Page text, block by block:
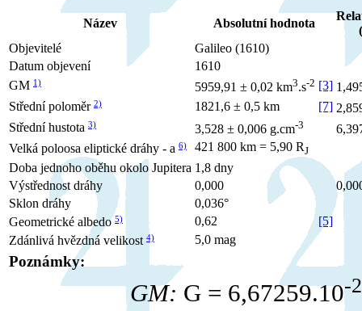
Název Absolutní hodnota
Objevitelé
Galileo (1610)
Datum objevení
1610
GM 1) 5959,91 ± 0,02 km3.s-2 [3]
Střední poloměr 2) 1821,6 ± 0,5 km [7]
Střední hustota 3) 3,528 ± 0,006 g.cm-3
Velká poloosa eliptické dráhy - a 6) 421 800 km = 5,90 RJ
Doba jednoho oběhu okolo Jupitera 1,8 dny
Výstřednost dráhy
0,000
Sklon dráhy
0,036°
Geometrické albedo5) 0,62
[5]
Zdánlivá hvězdná velikost 4) 5,0 mag
Poznámky:
GM: G = 6,67259.10-